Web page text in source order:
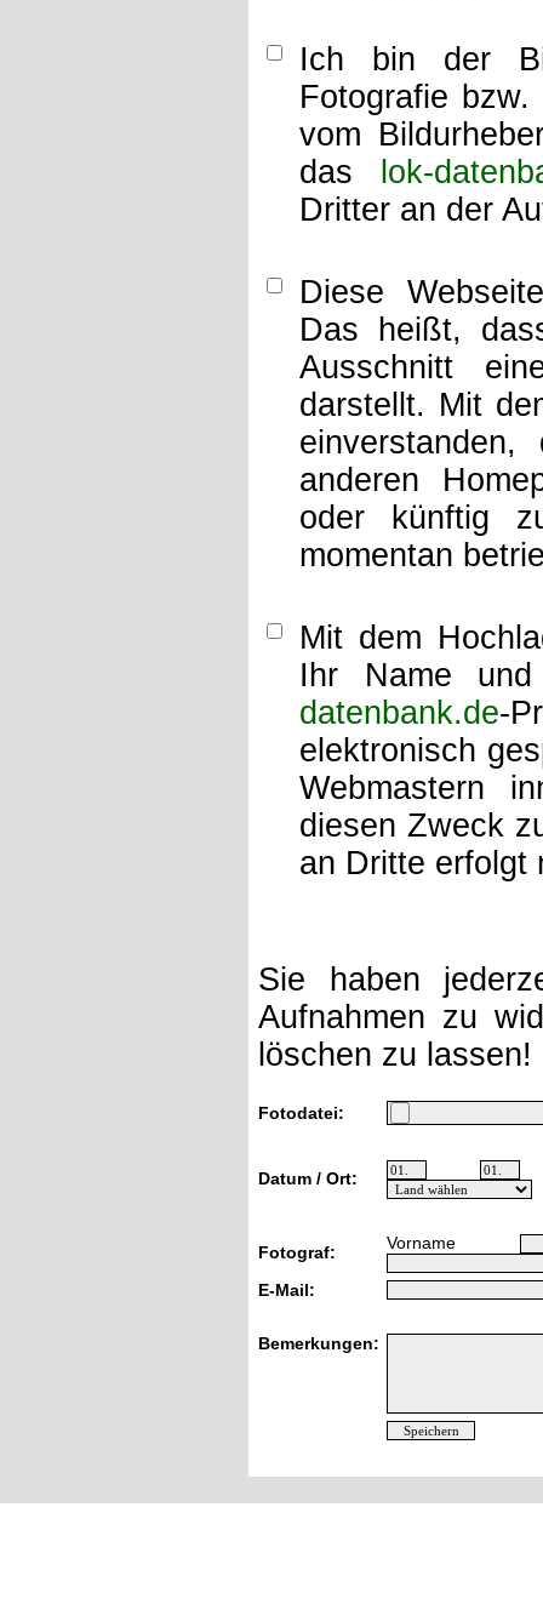
Ich bin der
Fotografie
vom
das
lok-
Dritter an der
Diese
Das heißt,
Ausschnitt
darstellt. Mit
anderen
oder künftig
momentan
Mit dem
Ihr Name
datenbank.de-
elektronisch
Webmastern
diesen Zweck
an Dritte erfolgt
Sie haben
Aufnahmen zu
löschen zu
Fotodatei:
Datum / Ort:
Fotograf: Vorname
E-Mail:
Bemerkungen: